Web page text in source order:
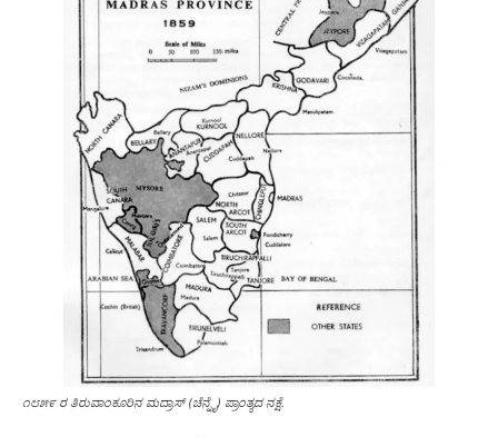
೧೮೫೯ ರ ತಿರುವಾಂಕೂರಿನ ಮದ್ರಾಸ್ (ಚೆನ್ನೈ) ಪ್ರಾಂತ್ಯದ ನಕ್ಷೆ.